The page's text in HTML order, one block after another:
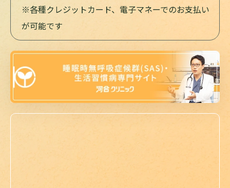
※各種クレジットカード、電子マネーでのお支払い
が可能です